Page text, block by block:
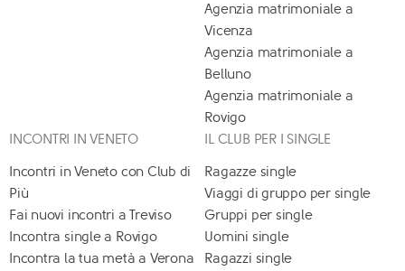
Agenzia matrimoniale a
Vicenza
Agenzia matrimoniale a
Belluno
Agenzia matrimoniale a
Rovigo
INCONTRI IN VENETO
Incontri in Veneto con Club di
Più
Fai nuovi incontri a Treviso
Incontra single a Rovigo
Incontra la tua metà a Verona
IL CLUB PER I SINGLE
Ragazze single
Viaggi di gruppo per single
Gruppi per single
Uomini single
Ragazzi single